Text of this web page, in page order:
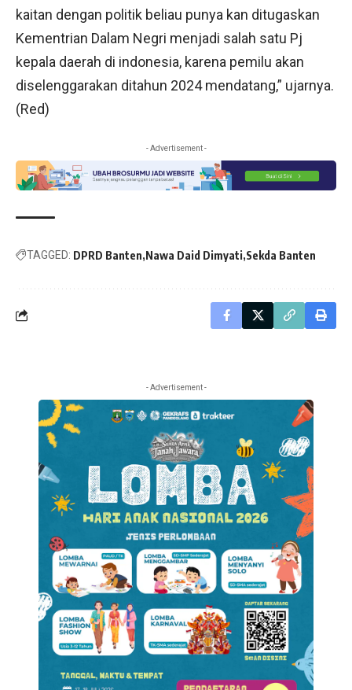
kaitan dengan politik beliau punya kan ditugaskan
Kementrian Dalam Negri menjadi salah satu Pj
kepala daerah di indonesia, karena pemilu akan
diselenggarakan ditahun 2024 mendatang,” ujarnya.
(Red)
- Advertisement -
TAGGED: DPRD Banten Nawa Daid Dimyati Sekda Banten
- Advertisement -